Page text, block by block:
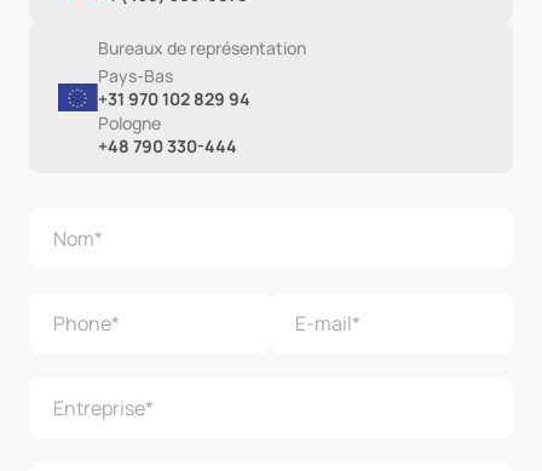
Bureaux de représentation
Pays-Bas
+31 970 102 829 94
Pologne
+48 790 330-444